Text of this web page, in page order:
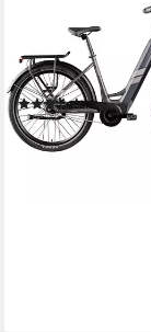
E-Bike Cityrad
Mittelmotor
550 Wh
Akkuleistung
Nabenschaltung
(1)
1.549,00 € UVP
44,97 €mtl. in 48